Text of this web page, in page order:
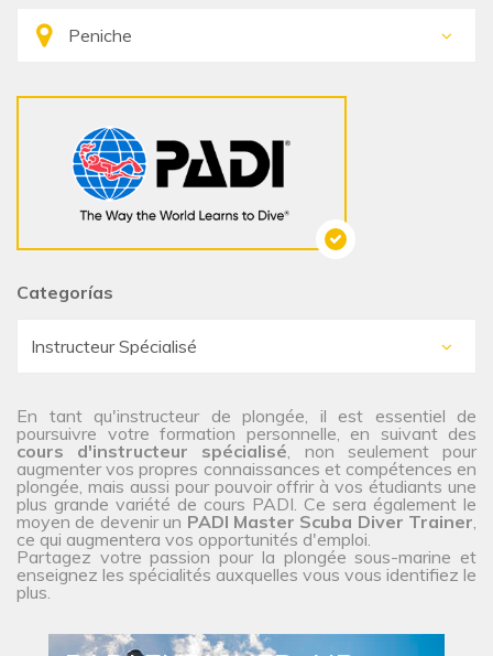
Categorías
En tant qu'instructeur de plongée, il est essentiel de
poursuivre votre formation personnelle, en suivant des
cours d'instructeur spécialisé, non seulement pour
augmenter vos propres connaissances et compétences en
plongée, mais aussi pour pouvoir offrir à vos étudiants une
plus grande variété de cours PADI. Ce sera également le
moyen de devenir un PADI Master Scuba Diver Trainer,
ce qui augmentera vos opportunités d'emploi.
Partagez votre passion pour la plongée sous-marine et
enseignez les spécialités auxquelles vous vous identifiez le
plus.